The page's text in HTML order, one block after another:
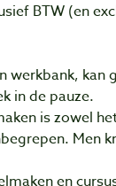
BTW (en
werkbank, kan
in de pauze.
is zowel
Men